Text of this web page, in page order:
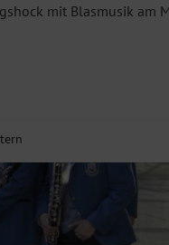
Blasmusik am MVE